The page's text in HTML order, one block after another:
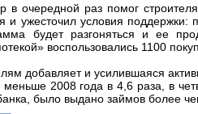
в очередной раз помог
и ужесточил условия
будет разгоняться и ее
воспользовались 1100
добавляет и усилившаяся
меньше 2008 года в 4,6 раза, в
было выдано займов более